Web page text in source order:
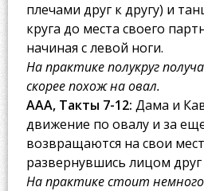
плечами друг к другу) и
круга до места своего
начиная с левой ноги.
На практике полукруг
скорее похож на овал.
AAA, Такты 7-12: Дама и
движение по овалу и за
возвращаются на свои
развернувшись лицом друг
На практике стоит